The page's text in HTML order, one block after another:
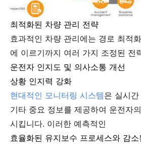
최적화된 차량 관리 전략
효과적인 차량 관리에는 경로 최적
에 이르기까지 여러 가지 조정된 전
운전자 인지도 및 의사소통 개선
상황 인지력 강화
현대적인 모니터링 시스템은 실시
기타 중요 정보를 제공하여 운전자
시킵니다. 이러한 예측적인
효율화된 유지보수 프로세스와 감